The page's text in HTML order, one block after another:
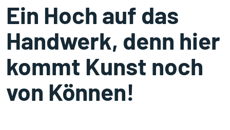
Ein Hoch auf das
Handwerk, denn hier
kommt Kunst noch
von Können!